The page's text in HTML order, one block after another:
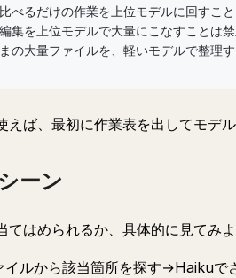
べるだけの作業を上位モデルに回すこと
集を上位モデルで大量にこなすことは禁
の大量ファイルを、軽いモデルで整理
えば、最初に作業表を出してモデ
ーン
てはめられるか、具体的に見てみよ
イルから該当箇所を探す→Haikuで